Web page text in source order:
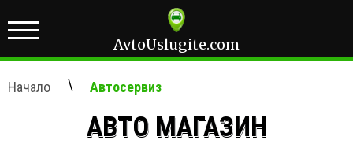
AvtoUslugite.com
Начало \ Автосервиз
АВТО МАГАЗИН